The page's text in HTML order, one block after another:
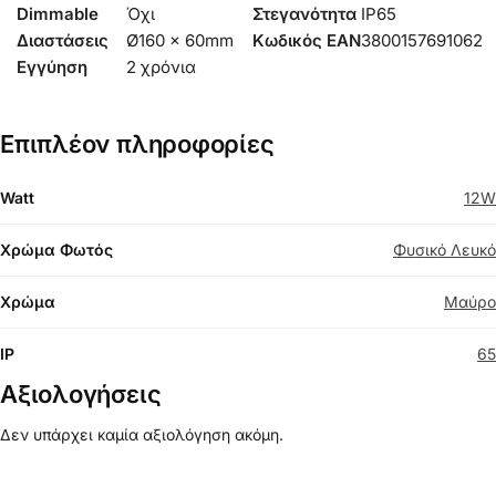
Dimmable
Όχι Στεγανότητα IP65
Διαστάσεις
Ø160 x 60mm Κωδικός EAN3800157691062
Εγγύηση
2 χρόνια
Επιπλέον πληροφορίες
Watt 12W
Χρώμα Φωτός Φυσικό Λευκό
Χρώμα Μαύρο
IP 65
Αξιολογήσεις
Δεν υπάρχει καμία αξιολόγηση ακόμη.